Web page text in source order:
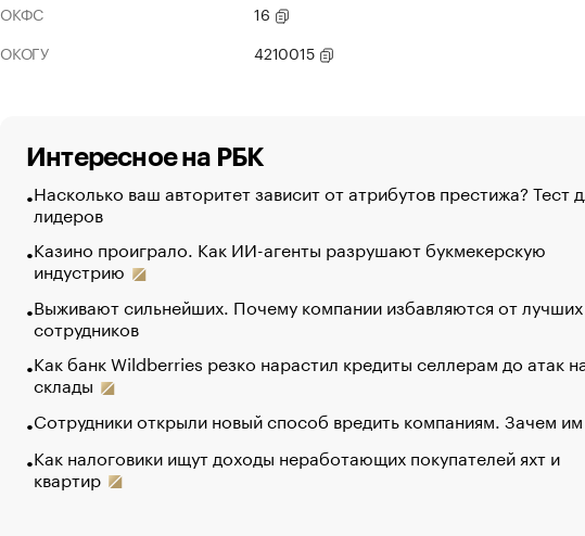
ОКФС
16
ОКОГУ
4210015
Интересное на РБК
Насколько ваш авторитет зависит от атрибутов престижа? Тест
лидеров
Казино проиграло. Как ИИ-агенты разрушают букмекерскую
индустрию
Выживают сильнейших. Почему компании избавляются от лучших
сотрудников
Как банк Wildberries резко нарастил кредиты селлерам до атак
склады
Сотрудники открыли новый способ вредить компаниям. Зачем
Как налоговики ищут доходы неработающих покупателей яхт и
квартир